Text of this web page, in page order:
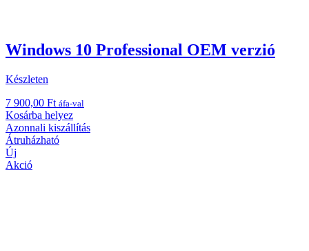
Windows 10 Professional OEM verzió
Készleten
7 900,00 Ft áfa-val
Kosárba helyez
Azonnali kiszállítás
Átruházható
Új
Akció